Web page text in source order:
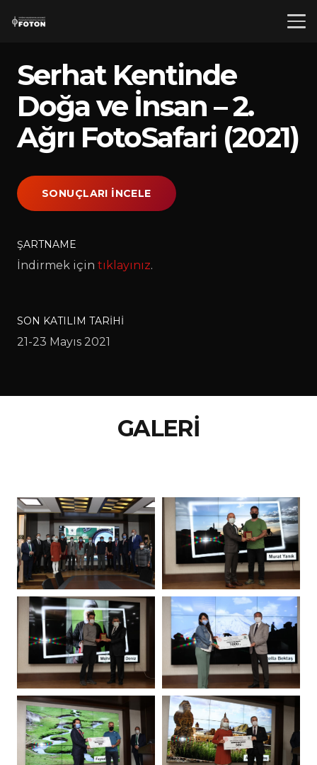
Serhat Kentinde
Doğa ve İnsan – 2.
Ağrı FotoSafari (2021)
SONUÇLARI İNCELE
ŞARTNAME
İndirmek için tıklayınız.
SON KATILIM TARIHI
21-23 Mayıs 2021
GALERİ